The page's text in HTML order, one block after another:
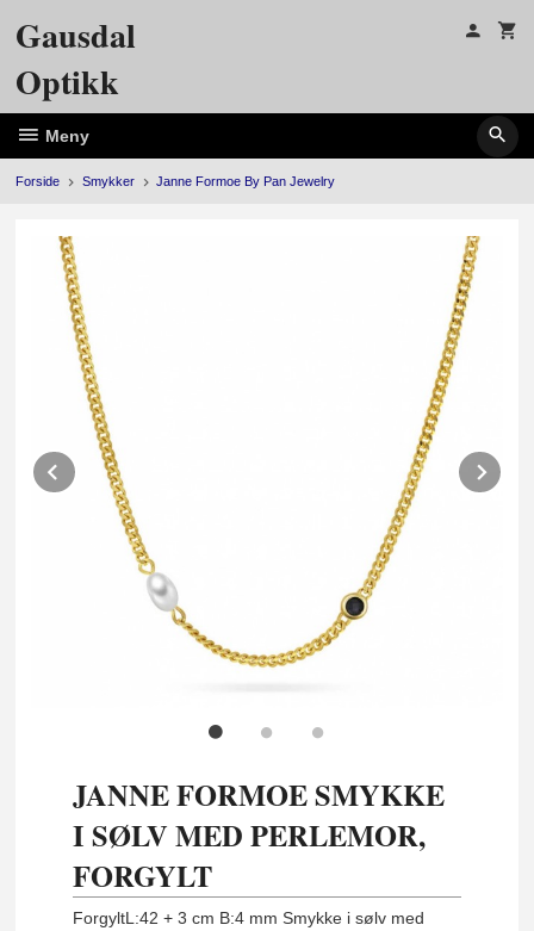
Gausdal
Optikk
Meny
Forside Smykker Janne Formoe By Pan Jewelry
Prev
JANNE FORMOE SMYKKE
I SØLV MED PERLEMOR,
FORGYLT
ForgyltL:42 + 3 cm B:4 mm Smykke i sølv med